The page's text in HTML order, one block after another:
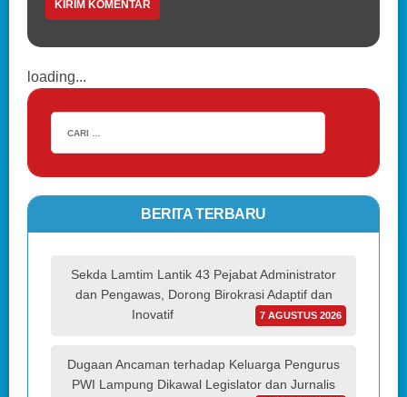
loading...
BERITA TERBARU
Sekda Lamtim Lantik 43 Pejabat Administrator
dan Pengawas, Dorong Birokrasi Adaptif dan
Inovatif
7 AGUSTUS 2026
Dugaan Ancaman terhadap Keluarga Pengurus
PWI Lampung Dikawal Legislator dan Jurnalis